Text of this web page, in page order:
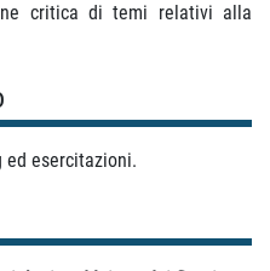
critica di temi relativi alla
ed esercitazioni.